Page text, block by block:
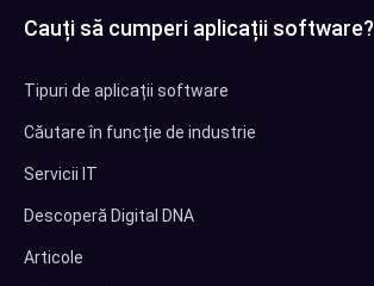
Cauți să cumperi aplicații software?
Tipuri de aplicații software
Căutare în funcție de industrie
Servicii IT
Descoperă Digital DNA
Articole